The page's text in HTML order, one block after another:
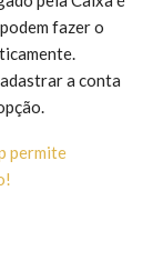
fazer o
a conta
permite